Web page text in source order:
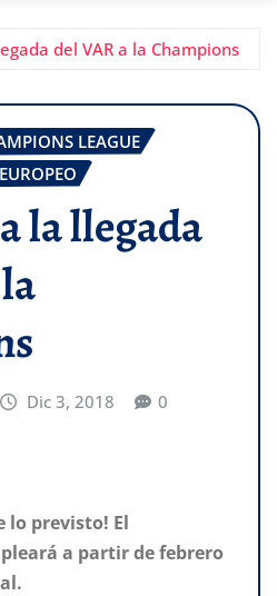
del VAR a la Champions
LEAGUE
la llegada
Dic 3, 2018 0
lo previsto! El
a partir de febrero